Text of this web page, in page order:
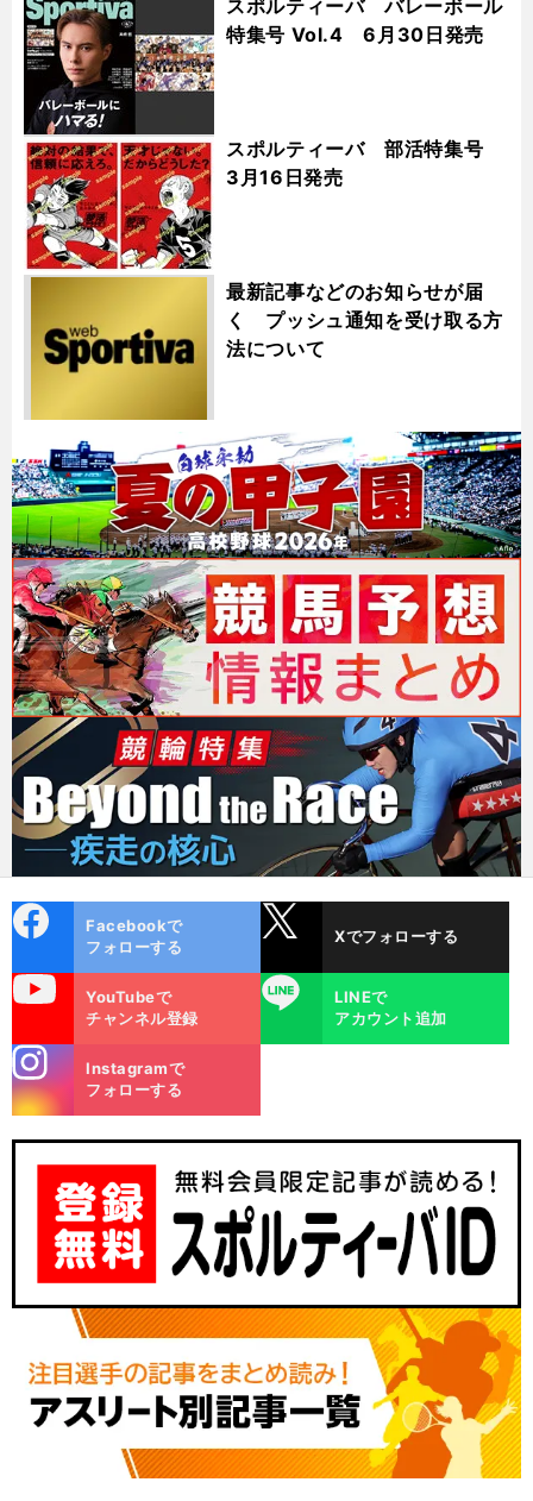
スポルティーバ バレーボール
特集号 Vol.4 6月30日発売
スポルティーバ 部活特集号
3月16日発売
最新記事などのお知らせが届
く プッシュ通知を受け取る方
法について
ok
Facebookで
フォローする
Xでフォローする
YouTubeで
チャンネル登録
LINE
LINEで
アカウント追加
m
Instagramで
フォローする